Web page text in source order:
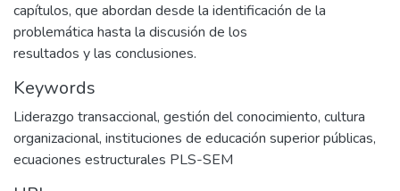
capítulos, que abordan desde la identificación de la
problemática hasta la discusión de los
resultados y las conclusiones.
Keywords
Liderazgo transaccional, gestión del conocimiento, cultura
organizacional, instituciones de educación superior públicas,
ecuaciones estructurales PLS-SEM